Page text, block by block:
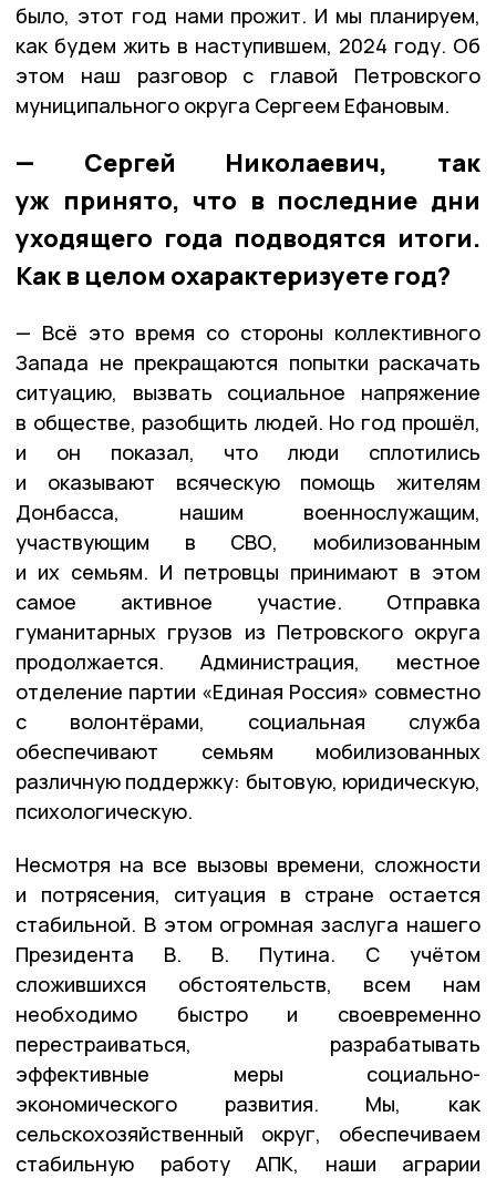
было, этот год нами прожит. И мы планируем,
как будем жить в наступившем, 2024 году. Об
этом наш разговор с главой Петровского
муниципального округа Сергеем Ефановым.
— Сергей Николаевич, так
уж принято, что в последние дни
уходящего года подводятся итоги.
Как в целом охарактеризуете год?
— Всё это время со стороны коллективного
Запада не прекращаются попытки раскачать
ситуацию, вызвать социальное напряжение
в обществе, разобщить людей. Но год прошёл,
и он показал, что люди сплотились
и оказывают всяческую помощь жителям
Донбасса, нашим военнослужащим,
участвующим в СВО, мобилизованным
и их семьям. И петровцы принимают в этом
самое активное участие. Отправка
гуманитарных грузов из Петровского округа
продолжается. Администрация, местное
отделение партии «Единая Россия» совместно
с волонтёрами, социальная служба
обеспечивают семьям мобилизованных
различную поддержку: бытовую, юридическую,
психологическую.
Несмотря на все вызовы времени, сложности
и потрясения, ситуация в стране остается
стабильной. В этом огромная заслуга нашего
Президента В. В. Путина. С учётом
сложившихся обстоятельств, всем нам
необходимо быстро и своевременно
перестраиваться, разрабатывать
эффективные меры социально-
экономического развития. Мы, как
сельскохозяйственный округ, обеспечиваем
стабильную работу АПК, наши аграрии